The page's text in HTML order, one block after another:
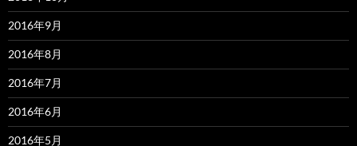
2016年9月
2016年8月
2016年7月
2016年6月
2016年5月